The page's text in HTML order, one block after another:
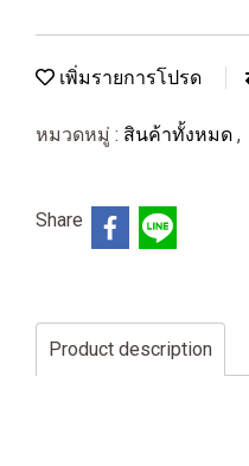
เพิ่มรายการโปรด
หมวดหมู่ : สินค้าทั้งหมด ,
Share
Product description